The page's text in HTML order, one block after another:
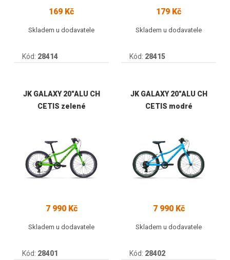
169 Kč
Skladem u dodavatele
Kód: 28414
179 Kč
Skladem u dodavatele
Kód: 28415
JK GALAXY 20"ALU CH
CETIS zelené
7 990 Kč
Skladem u dodavatele
Kód: 28401
JK GALAXY 20"ALU CH
CETIS modré
7 990 Kč
Skladem u dodavatele
Kód: 28402